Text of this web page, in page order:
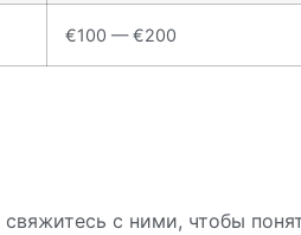
€100 — €200
с ними, чтобы